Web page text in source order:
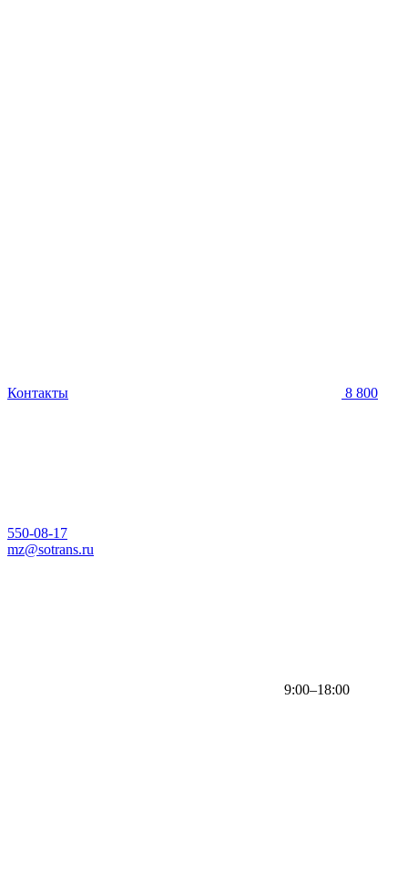
Контакты 8 800
550-08-17
mz@sotrans.ru
9:00–18:00